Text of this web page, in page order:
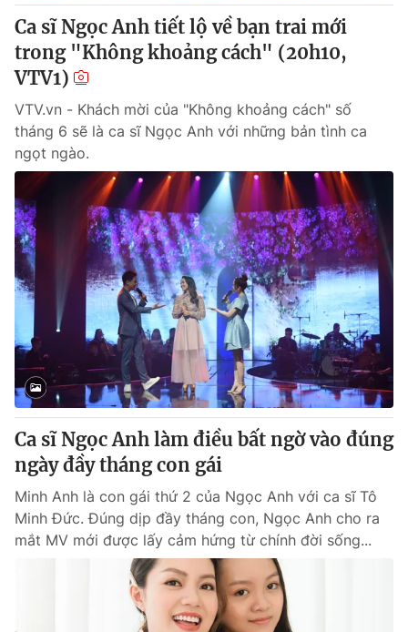
VTV4 Vươn mình bằng AI
VTV9 VTV8
Liên hệ tòa soạn English
THỜI BÁO VTV
Theo dõi báo trên
Cơ quan chủ quản:Đài Truyền hình Việt Nam
Cơ quan báo chí:Thời báo VTV
Giấy phép hoạt động báo in và báo điện tử số 483/GP-BTTTT
cấp ngày 29/12/2023
Tổng Biên tập:Vũ Thanh Thủy
Phó Tổng Biên tập:Nguyễn Thị Mỹ Hạnh, Phạm Quốc Thắng,
Nguyễn Trọng Ninh
Ðiện thoại Thời báo VTV: 024.66 897 897
Email: toasoan@vtv.vn
Liên hệ quảng cáo:024-7300.7108
Ca sĩ Ngọc Anh tiết lộ về bạn trai mới
trong "Không khoảng cách" (20h10,
VTV1)
VTV.vn - Khách mời của "Không khoảng cách" số
tháng 6 sẽ là ca sĩ Ngọc Anh với những bản tình ca
ngọt ngào.
Ca sĩ Ngọc Anh làm điều bất ngờ vào đúng
ngày đầy tháng con gái
Minh Anh là con gái thứ 2 của Ngọc Anh với ca sĩ Tô
Minh Đức. Đúng dịp đầy tháng con, Ngọc Anh cho ra
mắt MV mới được lấy cảm hứng từ chính đời sống...